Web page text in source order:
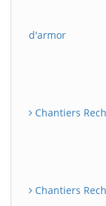
d'armor
Chantiers
Chantiers